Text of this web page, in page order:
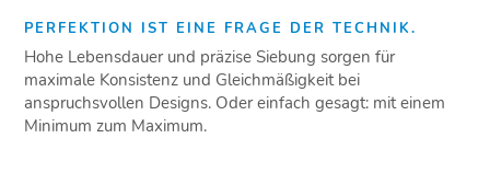
PERFEKTION IST EINE FRAGE DER TECHNIK.
Hohe Lebensdauer und präzise Siebung sorgen für
maximale Konsistenz und Gleichmäßigkeit bei
anspruchsvollen Designs. Oder einfach gesagt: mit einem
Minimum zum Maximum.